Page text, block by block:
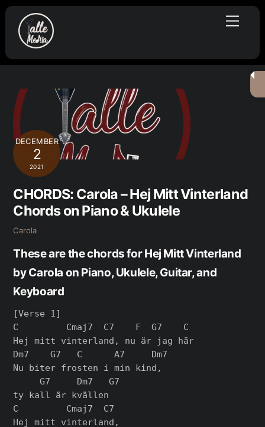
Skip
content
Menu
DECEMBER
2
2021
CHORDS: Carola – Hej Mitt Vinterland
Chords on Piano & Ukulele
Carola
These are the chords for Hej Mitt Vinterland
by Carola on Piano, Ukulele, Guitar, and
Keyboard
[Verse 1]
C         Cmaj7  C7    F  G7    C
Hej mitt vinterland, nu är jag här
Dm7    G7   C      A7     Dm7
Nu biter frosten i min kind,
     G7     Dm7   G7
ty kall är kvällen
C         Cmaj7  C7
Hej mitt vinterland,